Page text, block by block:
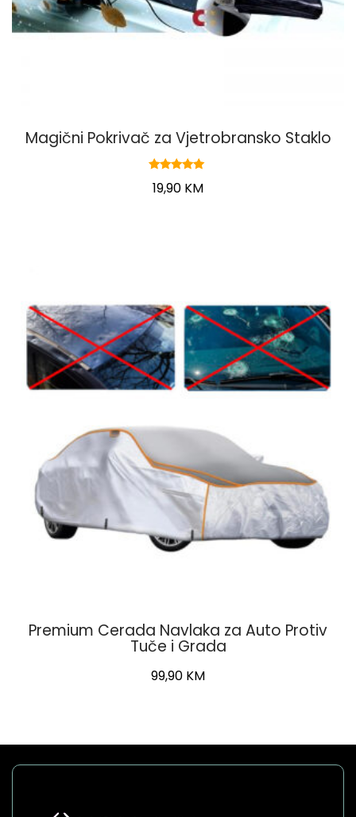
Magični Pokrivač za Vjetrobransko Staklo
5.00
Original
19,90 KM
Premium Cerada Navlaka za Auto Protiv
Tuče i Grada
99,90 KM